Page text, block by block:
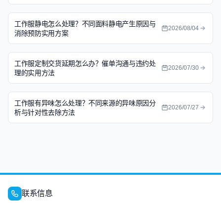
工作服静电怎么处理？不同面料静电产生原因与
消除预防实用方案
2026/08/04
工作服定制交货延期怎么办？催单沟通与违约处
理的实用方法
2026/07/30
工作服有异味怎么处理？不同来源的异味原因分
析与针对性去除方法
2026/07/27
联系信息